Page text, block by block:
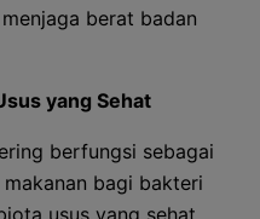
berat badan
yang Sehat
berfungsi sebagai
bagi bakteri
usus yang sehat